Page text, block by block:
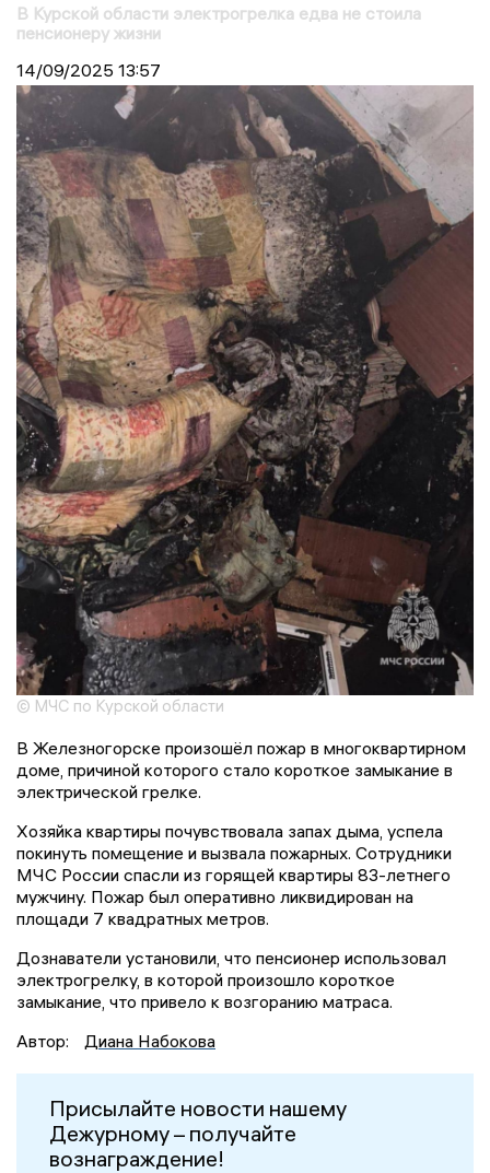
В Курской области электрогрелка едва не стоила
пенсионеру жизни
14/09/2025 13:57
© МЧС по Курской области
В Железногорске произошёл пожар в многоквартирном
доме, причиной которого стало короткое замыкание в
электрической грелке.
Хозяйка квартиры почувствовала запах дыма, успела
покинуть помещение и вызвала пожарных. Сотрудники
МЧС России спасли из горящей квартиры 83-летнего
мужчину. Пожар был оперативно ликвидирован на
площади 7 квадратных метров.
Дознаватели установили, что пенсионер использовал
электрогрелку, в которой произошло короткое
замыкание, что привело к возгоранию матраса.
Автор:
Диана Набокова
Присылайте новости нашему
Дежурному – получайте
вознаграждение!